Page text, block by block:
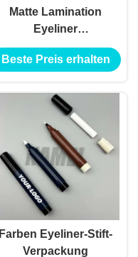
Matte Lamination
Eyeliner
Bleistiftverpackung
Beste Preis erhalten
Farben Eyeliner-Stift-
Verpackung